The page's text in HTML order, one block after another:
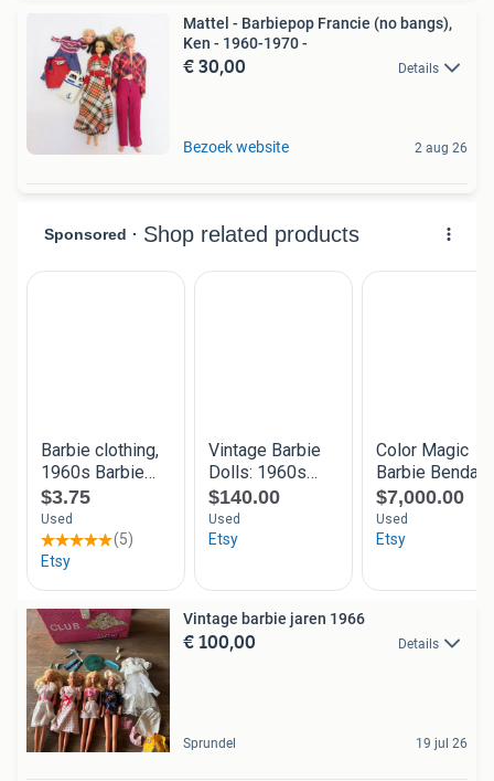
Mattel - Barbiepop Francie (no bangs),
Ken - 1960-1970 -
€ 30,00 Details
Bezoek website 2 aug 26
Vintage barbie jaren 1966
€ 100,00 Details
Sprundel 19 jul 26